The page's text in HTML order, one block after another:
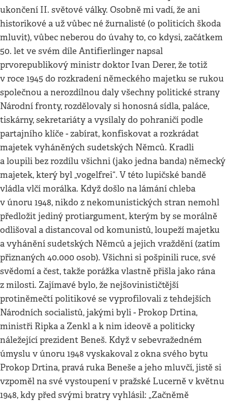
ukončení II. světové války. Osobně mi vadí, že ani
historikové a už vůbec né žurnalisté (o politicích škoda
mluvit), vůbec neberou do úvahy to, co kdysi, začátkem
50. let ve svém díle Antifierlinger napsal
prvorepublikový ministr doktor Ivan Derer, že totiž
v roce 1945 do rozkradení německého majetku se rukou
společnou a nerozdílnou daly všechny politické strany
Národní fronty, rozdělovaly si honosná sídla, paláce,
tiskárny, sekretariáty a vysílaly do pohraničí podle
partajního klíče - zabírat, konfiskovat a rozkrádat
majetek vyháněných sudetských Němců. Kradli
a loupili bez rozdílu všichni (jako jedna banda) německý
majetek, který byl „vogelfrei“. V této lupičské bandě
vládla vlčí morálka. Když došlo na lámání chleba
v únoru 1948, nikdo z nekomunistických stran nemohl
předložit jediný protiargument, kterým by se morálně
odlišoval a distancoval od komunistů, loupeží majetku
a vyhánění sudetských Němců a jejich vraždění (zatím
přiznaných 40.000 osob). Všichni si pošpinili ruce, své
svědomí a čest, takže porážka vlastně přišla jako rána
z milosti. Zajímavé bylo, že nejšovinističtější
protiněmečtí politikové se vyprofilovali z tehdejších
Národních socialistů, jakými byli - Prokop Drtina,
ministři Ripka a Zenkl a k nim ideově a politicky
náležející prezident Beneš. Když v sebevražedném
úmyslu v únoru 1948 vyskakoval z okna svého bytu
Prokop Drtina, pravá ruka Beneše a jeho mluvčí, jistě si
vzpoměl na své vystoupení v pražské Lucerně v květnu
1948, kdy před svými bratry vyhlásil: „Začněmě